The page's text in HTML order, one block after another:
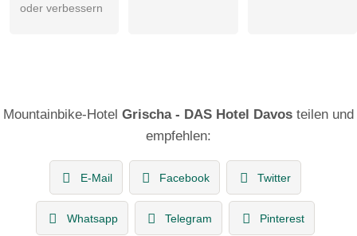
oder verbessern
Mountainbike-Hotel Grischa - DAS Hotel Davos teilen und
empfehlen:
E-Mail Facebook Twitter
Whatsapp Telegram Pinterest